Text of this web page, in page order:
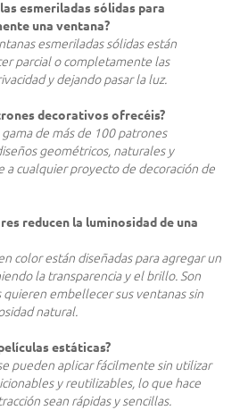
esmeriladas sólidas para
una ventana?
esmeriladas sólidas están
parcial o completamente las
y dejando pasar la luz.
decorativos ofrecéis?
de más de 100 patrones
geométricos, naturales y
a cualquier proyecto de decoración de
reducen la luminosidad de una
color están diseñadas para agregar un
la transparencia y el brillo. Son
embellecer sus ventanas sin
natural.
estáticas?
pueden aplicar fácilmente sin utilizar
y reutilizables, lo que hace
sean rápidas y sencillas.